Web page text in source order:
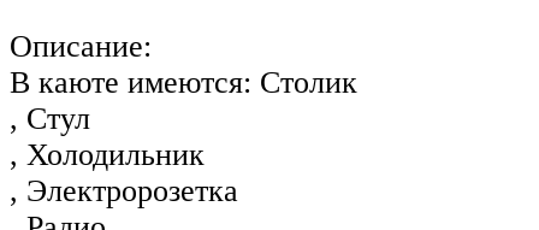
Описание:
В каюте имеются: Столик
, Стул
, Холодильник
, Электророзетка